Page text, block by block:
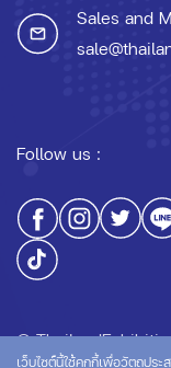
Sales and
Follow us :
©
เว็บไซต์นี้ใช้คุกกี้เพื่อวัตถุปร